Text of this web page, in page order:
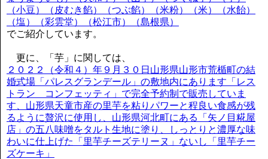
（小豆）（皮むき餡）（つぶ餡）（米粉）（米）（水飴）
（塩）（彩雲堂）（松江市）（島根県）
でご紹介しています。
更に、「芋」に関しては、
２０２２（令和４）年９月３０日山形県山形市荒楯町の結
婚式場「パレスグランデール」の敷地内にあります「レス
トラン コンフェッティ」で完全予約制で販売していま
す、山形県天童市産の里芋を粘りパワーと程良い食感が残
るように贅沢に使用し、山形県河北町にある「矢ノ目糀屋
店」の五八味噌をタルト生地に塗り、しっとりと濃厚な味
わいに仕上げた「里芋チーズテリーヌ」ないし「里芋チー
ズケーキ」